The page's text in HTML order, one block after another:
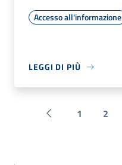
Accesso all'informazione
LEGGI DI PIÙ
Pagina precedente
1 2